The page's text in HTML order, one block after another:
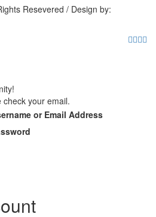
Resevered / Design by:
check your email.
or Email Address